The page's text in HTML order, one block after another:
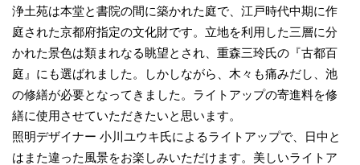
浄土苑は本堂と書院の間に築かれた庭で、江戸時代中期に作
庭された京都府指定の文化財です。立地を利用した三層に分
かれた景色は類まれなる眺望とされ、重森三玲氏の『古都百
庭』にも選ばれました。しかしながら、木々も痛みだし、池
の修繕が必要となってきました。ライトアップの寄進料を修
繕に使用させていただきたいと思います。
照明デザイナー 小川ユウキ氏によるライトアップで、日中と
はまた違った風景をお楽しみいただけます。美しいライトア